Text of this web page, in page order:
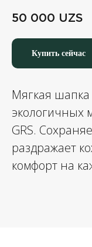
50 000 UZS
Купить сейчас
Мягкая
экологичных
GRS.
раздражает
комфорт на